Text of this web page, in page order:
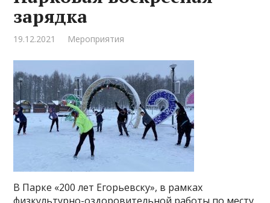
зарядка
19.12.2021 Мероприятия
В Парке «200 лет Егорьевску», в рамках